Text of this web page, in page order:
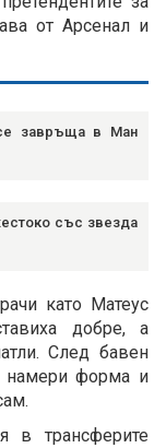
от Арсенал и
завръща в Ман
със звезда
като Матеус
добре, а
След бавен
намери форма и
трансферите